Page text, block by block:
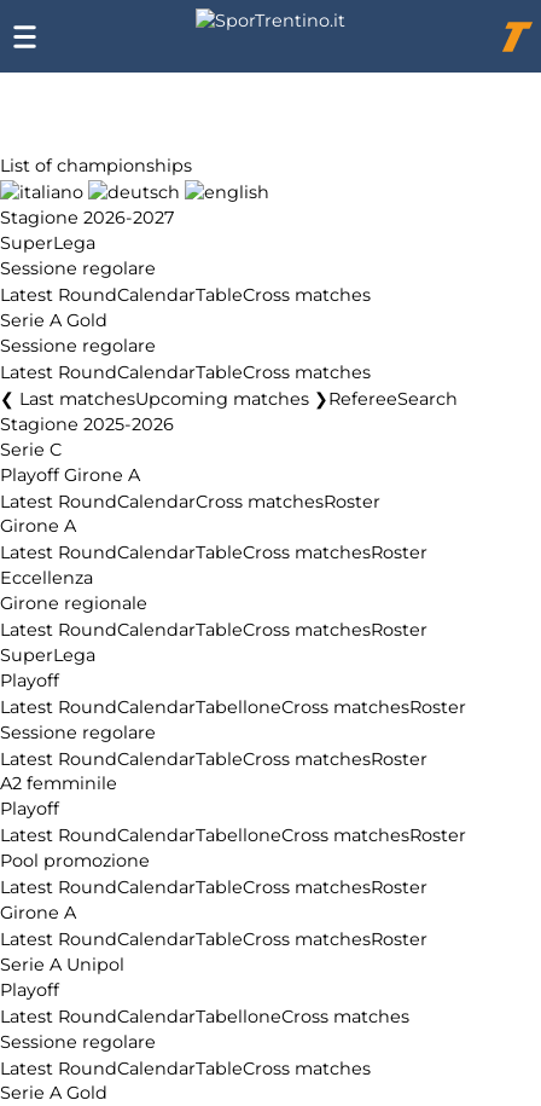
List of championships
Stagione 2026-2027
SuperLega
Sessione regolare
Latest RoundCalendarTableCross matches
Serie A Gold
Sessione regolare
Latest RoundCalendarTableCross matches
❮ Last matchesUpcoming matches ❯RefereeSearch
Stagione 2025-2026
Serie C
Playoff Girone A
Latest RoundCalendarCross matchesRoster
Girone A
Latest RoundCalendarTableCross matchesRoster
Eccellenza
Girone regionale
Latest RoundCalendarTableCross matchesRoster
SuperLega
Playoff
Latest RoundCalendarTabelloneCross matchesRoster
Sessione regolare
Latest RoundCalendarTableCross matchesRoster
A2 femminile
Playoff
Latest RoundCalendarTabelloneCross matchesRoster
Pool promozione
Latest RoundCalendarTableCross matchesRoster
Girone A
Latest RoundCalendarTableCross matchesRoster
Serie A Unipol
Playoff
Latest RoundCalendarTabelloneCross matches
Sessione regolare
Latest RoundCalendarTableCross matches
Serie A Gold
Chi
siamo
Affiliazione